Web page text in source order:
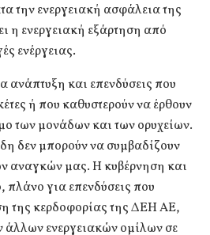
την ενεργειακή ασφάλεια της
η ενεργειακή εξάρτηση από
ενέργειας.
ανάπτυξη και επενδύσεις που
ή που καθυστερούν να έρθουν
των μονάδων και των ορυχείων.
δεν μπορούν να συμβαδίζουν
αναγκών μας. Η κυβέρνηση και
για επενδύσεις που
της κερδοφορίας της ΔΕΗ ΑΕ,
άλλων ενεργειακών ομίλων σε